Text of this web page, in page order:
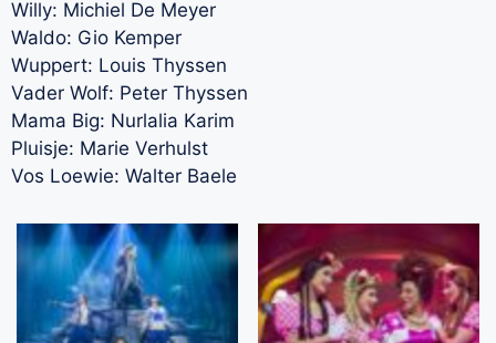
Willy: Michiel De Meyer
Waldo: Gio Kemper
Wuppert: Louis Thyssen
Vader Wolf: Peter Thyssen
Mama Big: Nurlalia Karim
Pluisje: Marie Verhulst
Vos Loewie: Walter Baele